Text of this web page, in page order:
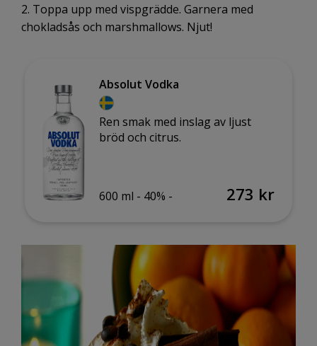
2. Toppa upp med vispgrädde. Garnera med
chokladsås och marshmallows. Njut!
Absolut Vodka
Ren smak med inslag av ljust
bröd och citrus.
600 ml - 40% - 273 kr